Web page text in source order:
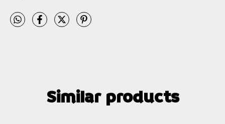
Similar products